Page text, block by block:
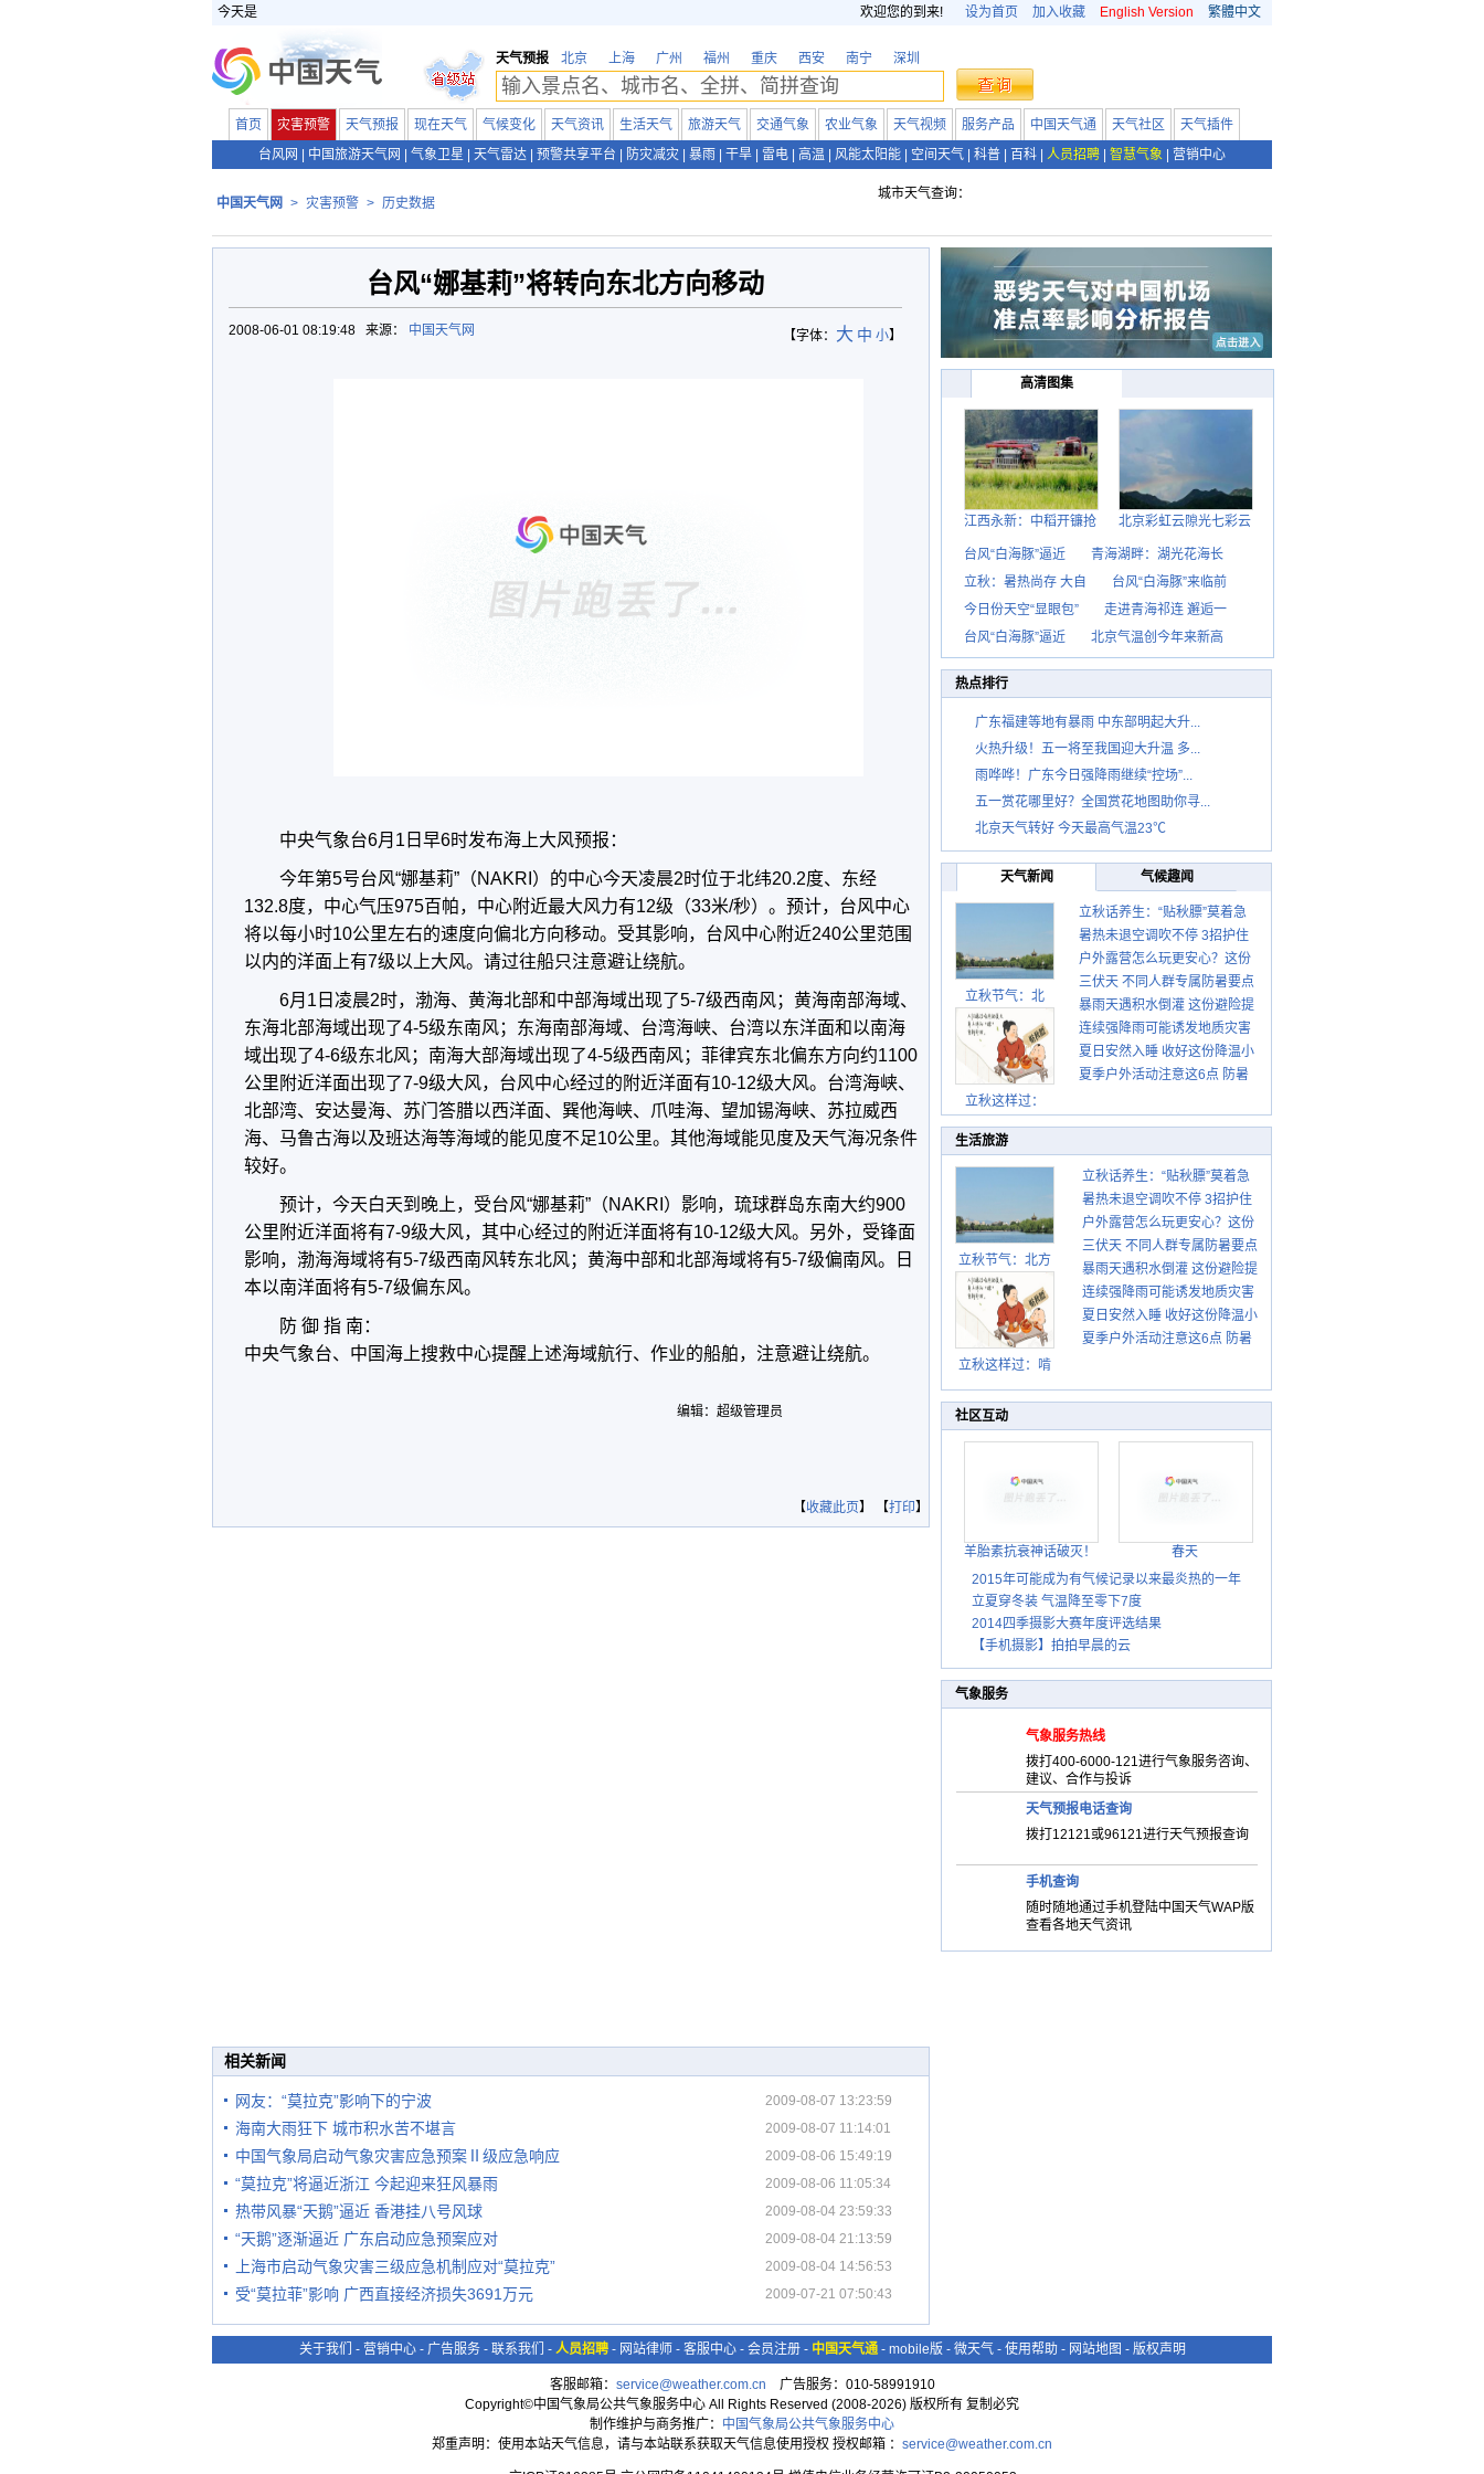
今天是 欢迎您的到来! 设为首页 加入收藏 English Version 繁體中文
天气预报 北京 上海 广州 福州 重庆 西安 南宁 深圳
首页 灾害预警 天气预报 现在天气 气候变化 天气资讯 生活天气 旅游天气 交通气象 农业气象 天气视频 服务产品 中国天气通 天气社区
天气插件
台风网
中国旅游天气网 气象卫星 天气雷达 预警共享平台 防灾减灾 暴雨 干旱 雷电 高温 风能太阳能 空间天气 科普 百科 人员招聘 智慧气象 营销中心
中国天气网 > 灾害预警 > 历史数据
城市天气查询：
台风“娜基莉”将转向东北方向移动
【字体： 大 中 小】
2008-06-01 08:19:48 来源： 中国天气网
中央气象台6月1日早6时发布海上大风预报：
今年第5号台风“娜基莉”（NAKRI）的中心今天凌晨2时位于北纬20.2度、东经
132.8度，中心气压975百帕，中心附近最大风力有12级（33米/秒）。预计，台风中心
将以每小时10公里左右的速度向偏北方向移动。受其影响，台风中心附近240公里范围
以内的洋面上有7级以上大风。请过往船只注意避让绕航。
6月1日凌晨2时，渤海、黄海北部和中部海域出现了5-7级西南风；黄海南部海域、
东海北部海域出现了4-5级东南风；东海南部海域、台湾海峡、台湾以东洋面和以南海
域出现了4-6级东北风；南海大部海域出现了4-5级西南风；菲律宾东北偏东方向约1100
公里附近洋面出现了7-9级大风，台风中心经过的附近洋面有10-12级大风。台湾海峡、
北部湾、安达曼海、苏门答腊以西洋面、巽他海峡、爪哇海、望加锡海峡、苏拉威西
海、马鲁古海以及班达海等海域的能见度不足10公里。其他海域能见度及天气海况条件
较好。
预计，今天白天到晚上，受台风“娜基莉”（NAKRI）影响，琉球群岛东南大约900
公里附近洋面将有7-9级大风，其中心经过的附近洋面将有10-12级大风。另外，受锋面
影响，渤海海域将有5-7级西南风转东北风；黄海中部和北部海域将有5-7级偏南风。日
本以南洋面将有5-7级偏东风。
防 御 指 南：
中央气象台、中国海上搜救中心提醒上述海域航行、作业的船舶，注意避让绕航。
编辑：超级管理员
【收藏此页】 【打印】
相关新闻
网友：“莫拉克”影响下的宁波 2009-08-07 13:23:59
海南大雨狂下 城市积水苦不堪言 2009-08-07 11:14:01
中国气象局启动气象灾害应急预案Ⅱ级应急响应 2009-08-06 15:49:19
“莫拉克”将逼近浙江 今起迎来狂风暴雨 2009-08-06 11:05:34
热带风暴“天鹅”逼近 香港挂八号风球 2009-08-04 23:59:33
“天鹅”逐渐逼近 广东启动应急预案应对 2009-08-04 21:13:59
上海市启动气象灾害三级应急机制应对“莫拉克” 2009-08-04 14:56:53
受“莫拉菲”影响 广西直接经济损失3691万元 2009-07-21 07:50:43
高清图集
江西永新：中稻开镰抢 北京彩虹云隙光七彩云
台风“白海豚”逼近
青海湖畔：湖光花海长
立秋：暑热尚存 大自
台风“白海豚”来临前
今日份天空“显眼包”
走进青海祁连 邂逅一
台风“白海豚”逼近
北京气温创今年来新高
热点排行
广东福建等地有暴雨 中东部明起大升...
火热升级！五一将至我国迎大升温 多...
雨哗哗！广东今日强降雨继续“控场”...
五一赏花哪里好？全国赏花地图助你寻...
北京天气转好 今天最高气温23℃
天气新闻 气候趣闻
立秋节气：北
立秋这样过：
立秋话养生：“贴秋膘”莫着急
先清暑再防燥
暑热未退空调吹不停 3招护住
肩颈不酸痛
户外露营怎么玩更安心？这份
攻略请收好
三伏天 不同人群专属防暑要点
请收好
暴雨天遇积水倒灌 这份避险提
示请收好
连续强降雨可能诱发地质灾害
这些前兆要知道
夏日安然入睡 收好这份降温小
贴士
夏季户外活动注意这6点 防暑
生活旅游
立秋节气：北方
逐渐转凉 南方暑
热仍盛
立秋这样过：啃
祝丰收迎秋来
立秋话养生：“贴秋膘”莫着急
先清暑再防燥
暑热未退空调吹不停 3招护住
肩颈不酸痛
户外露营怎么玩更安心？这份
攻略请收好
三伏天 不同人群专属防暑要点
请收好
暴雨天遇积水倒灌 这份避险提
示请收好
连续强降雨可能诱发地质灾害
这些前兆要知道
夏日安然入睡 收好这份降温小
贴士
夏季户外活动注意这6点 防暑
社区互动
羊胎素抗衰神话破灭！
春天
2015年可能成为有气候记录以来最炎热的一年
立夏穿冬装 气温降至零下7度
2014四季摄影大赛年度评选结果
【手机摄影】拍拍早晨的云
气象服务
气象服务热线
拨打400-6000-121进行气象服务咨询、
建议、合作与投诉
天气预报电话查询
拨打12121或96121进行天气预报查询
手机查询
随时随地通过手机登陆中国天气WAP版
查看各地天气资讯
关于我们 - 营销中心 - 广告服务 - 联系我们 - 人员招聘 - 网站律师 - 客服中心 - 会员注册 - 中国天气通 - mobile版 - 微天气 - 使用帮助 - 网站地图 - 版权声明
客服邮箱： service@weather.com.cn 广告服务：010-58991910
Copyright©中国气象局公共气象服务中心 All Rights Reserved (2008-2026) 版权所有 复制必究
制作维护与商务推广： 中国气象局公共气象服务中心
郑重声明：使用本站天气信息，请与本站联系获取天气信息使用授权 授权邮箱 ： service@weather.com.cn